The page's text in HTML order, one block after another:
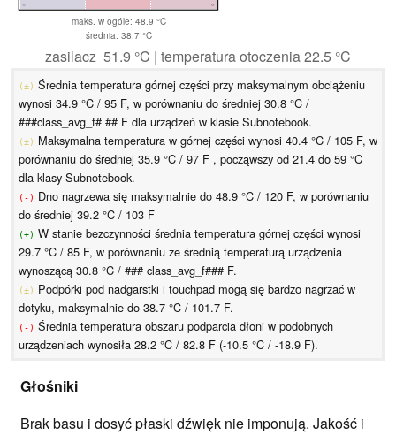
maks. w ogóle: 48.9 °C
średnia: 38.7 °C
zasilacz 51.9 °C | temperatura otoczenia 22.5 °C
(±) Średnia temperatura górnej części przy maksymalnym obciążeniu
wynosi 34.9 °C / 95 F, w porównaniu do średniej 30.8 °C /
###class_avg_f# ## F dla urządzeń w klasie Subnotebook.
(±) Maksymalna temperatura w górnej części wynosi 40.4 °C / 105 F, w
porównaniu do średniej 35.9 °C / 97 F , począwszy od 21.4 do 59 °C
dla klasy Subnotebook.
(-) Dno nagrzewa się maksymalnie do 48.9 °C / 120 F, w porównaniu
do średniej 39.2 °C / 103 F
(+) W stanie bezczynności średnia temperatura górnej części wynosi
29.7 °C / 85 F, w porównaniu ze średnią temperaturą urządzenia
wynoszącą 30.8 °C / ### class_avg_f### F.
(±) Podpórki pod nadgarstki i touchpad mogą się bardzo nagrzać w
dotyku, maksymalnie do 38.7 °C / 101.7 F.
(-) Średnia temperatura obszaru podparcia dłoni w podobnych
urządzeniach wynosiła 28.2 °C / 82.8 F (-10.5 °C / -18.9 F).
Głośniki
Brak basu i dosyć płaski dźwięk nie imponują. Jakość i